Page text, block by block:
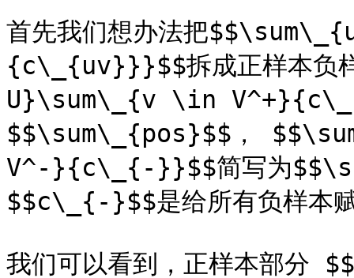
首先我们想办法把
{c\_{uv}}}$$拆成正样本负
U}\sum\_{v \in
$$\sum\_{pos}$$，
V^-}{c\_{-}}$$简写为
$$c\_{-}$$是给所有负样本
我们可以看到，正样本部